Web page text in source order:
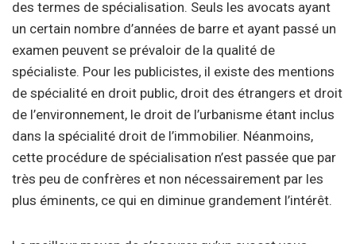
des termes de spécialisation. Seuls les avocats ayant
un certain nombre d’années de barre et ayant passé un
examen peuvent se prévaloir de la qualité de
spécialiste. Pour les publicistes, il existe des mentions
de spécialité en droit public, droit des étrangers et droit
de l’environnement, le droit de l’urbanisme étant inclus
dans la spécialité droit de l’immobilier. Néanmoins,
cette procédure de spécialisation n’est passée que par
très peu de confrères et non nécessairement par les
plus éminents, ce qui en diminue grandement l’intérêt.